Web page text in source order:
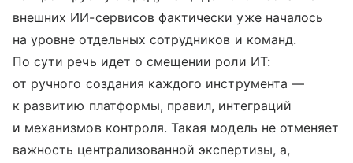
внешних ИИ-сервисов фактически уже началось
на уровне отдельных сотрудников и команд.
По сути речь идет о смещении роли ИТ:
от ручного создания каждого инструмента —
к развитию платформы, правил, интеграций
и механизмов контроля. Такая модель не отменяет
важность централизованной экспертизы, а,